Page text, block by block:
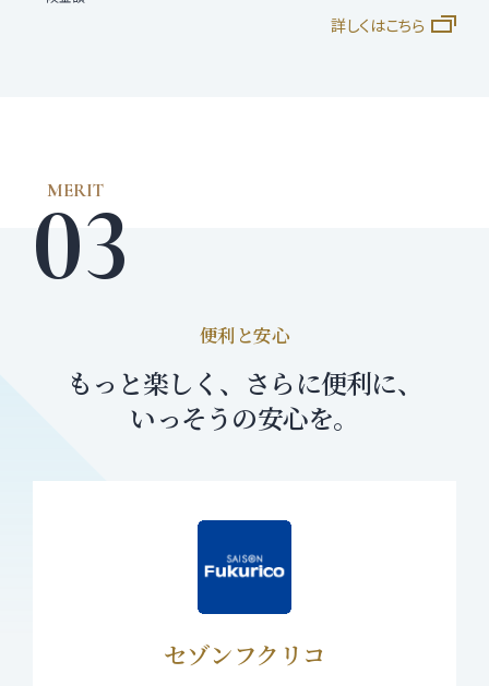
詳しくはこちら
便利と安心
もっと楽しく、さらに便利に、
いっそうの安心を。
セゾンフクリコ